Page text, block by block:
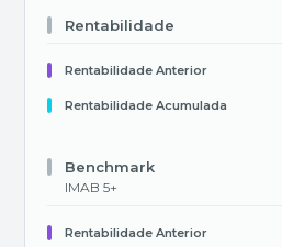
profundo processo de análise e
Rentabilidade
Rentabilidade Anterior
Rentabilidade Acumulada
Benchmark
IMAB 5+
Rentabilidade Anterior